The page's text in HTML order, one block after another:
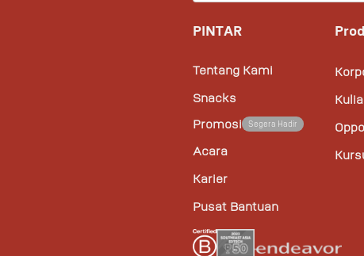
PINTAR
Tentang Kami
Snacks
Promosi
Segera Hadir
Acara
Karier
Pusat Bantuan